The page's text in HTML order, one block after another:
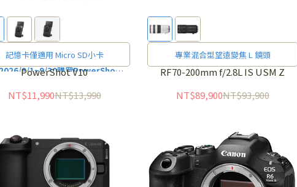
記憶卡僅適用 Micro SD小卡
8/1~9/30購買PowerShot
請審核通過送SELPHY QX20手機
PowerShot V10
NT$11,990NT$13,990
專業混合型望遠變焦 L 鏡頭
RF70-200mm f/2.8L IS USM Z
NT$89,900NT$93,900